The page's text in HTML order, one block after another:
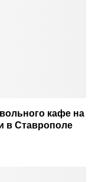
кафе на
в Ставрополе